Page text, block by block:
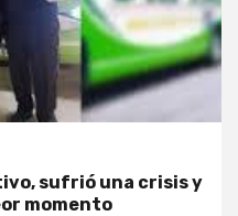
sufrió una crisis y
momento